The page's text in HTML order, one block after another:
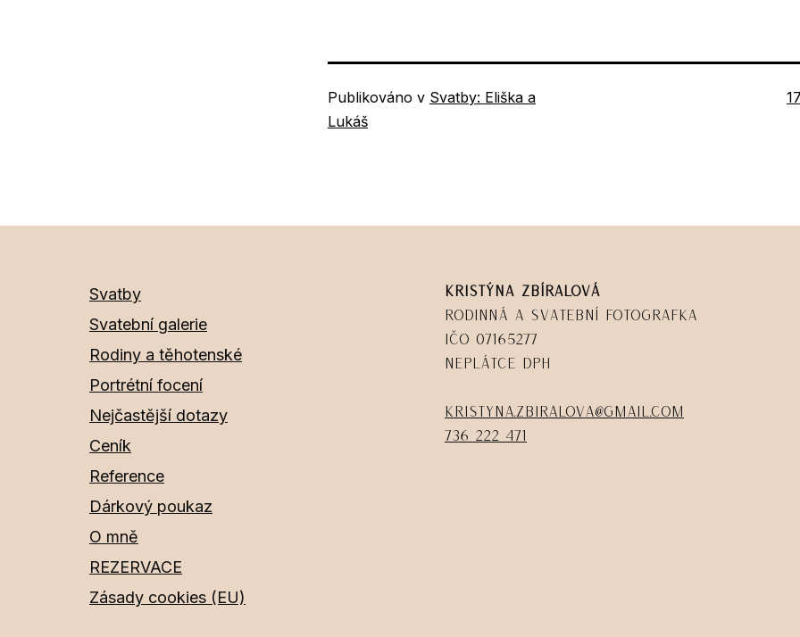
Publikováno v Svatby: Eliška a
Lukáš
Svatby
Svatební galerie
Rodiny a těhotenské
Portrétní focení
Nejčastější dotazy
Ceník
Reference
Dárkový poukaz
O mně
REZERVACE
Zásady cookies (EU)
Kristýna Zbíralová
Rodinná a svatební fotografka
IČO 07165277
Neplátce DPH
kristyna.zbiralova@gmail.com
736 222 471